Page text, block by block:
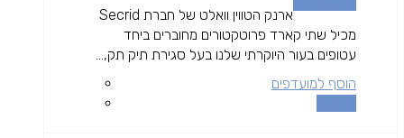
ארנק הטווין וואלט של חברת Secrid
מכיל שתי קארד פרוטקטורים מחוברים ביחד
עטופים בעור היוקרתי שלנו בעל סגירת תיק תק,...
הוסף למועדפים